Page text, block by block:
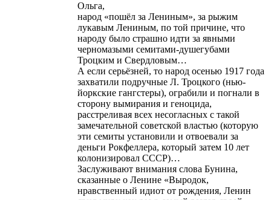
Ольга,
народ «пошёл за Лениным», за рыжим
лукавым Лениным, по той причине, что
народу было страшно идти за явными
черномазыми семитами-душегубами
Троцким и Свердловым…
А если серьёзней, то народ осенью 1917 года
захватили подручные Л. Троцкого (нью-
йоркские гангстеры), ограбили и погнали в
сторону вымирания и геноцида,
расстреливая всех несогласных с такой
замечательной советской властью (которую
эти семиты установили и отвоевали за
деньги Рокфеллера, который затем 10 лет
колонизировал СССР)…
Заслуживают внимания слова Бунина,
сказанные о Ленине «Выродок,
нравственный идиот от рождения, Ленин